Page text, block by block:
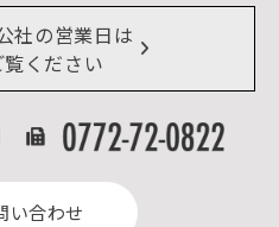
社の営業日は
ください
い合わせ